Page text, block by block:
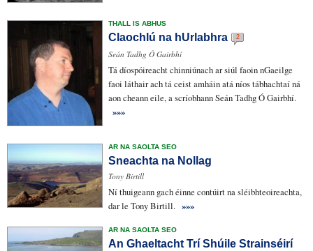
THALL IS ABHUS
Claochlú na hUrlabhra 2
Seán Tadhg Ó Gairbhí
Tá díospóireacht chinniúnachar siúl faoin nGaeilge
faoi láthair ach tá ceist amháin atá níos tábhachtaí ná
aon cheann eile, a scríobhann Seán Tadhg Ó Gairbhí.
»»»
AR NA SAOLTA SEO
Sneachta na Nollag
Tony Birtill
Ní thuigeann gach éinne contúirtna sléibhteoireachta,
dar le Tony Birtill. »»»
AR NA SAOLTA SEO
An Ghaeltacht Trí Shúile Strainséirí